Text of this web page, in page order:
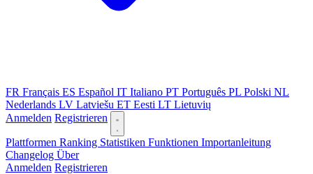
FR Français ES Español IT Italiano PT Português PL Polski NL
Nederlands LV Latviešu ET Eesti LT Lietuvių
Anmelden Registrieren
Plattformen Ranking Statistiken Funktionen Importanleitung
Changelog Über
Anmelden Registrieren